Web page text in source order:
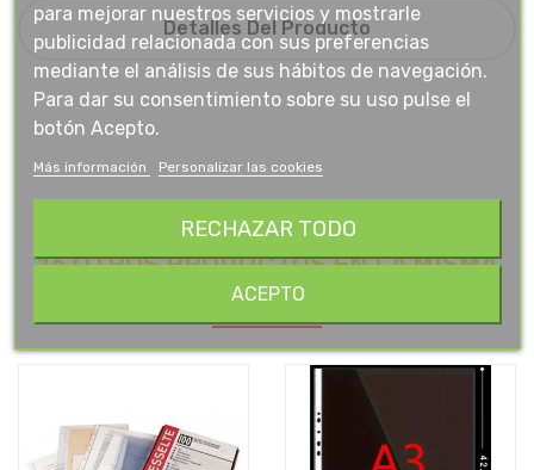
Detalles Del Producto
16 OTROS PRODUCTOS EN LA MISMA
CATEGORÍA:
para mejorar nuestros servicios y mostrarle
publicidad relacionada con sus preferencias
mediante el análisis de sus hábitos de navegación.
Para dar su consentimiento sobre su uso pulse el
botón Acepto.
Más información Personalizar las cookies
RECHAZAR TODO
ACEPTO